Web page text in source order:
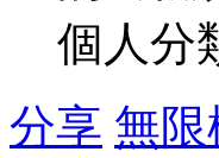
個人分
分享 無